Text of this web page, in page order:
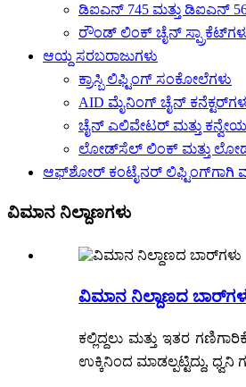
ಡಿಐಎನ್ 745 ಮತ್ತು ಡಿಐಎನ್
ರೌಂಡ್ ಲಿಂಕ್ ಚೈನ್
ಆಯ್ದ ಸರಬರಾಜುಗಳು
ಕ್ರಾಸ್ಬಿ ಲಿಫ್ಟಿಂಗ್ ಸಂಕೋಲೆಗಳು
AID ಮೈನಿಂಗ್ ಚೈನ್
ಚೈನ್ ಎಲಿವೇಟರ್ ಮತ್ತು
ಲೋಡ್‌ಸೆಲ್ ಲಿಂಕ್ ಮತ್ತು
ಆಫ್‌ಶೋರ್ ಕಂಟೈನರ್ ಲಿಫ್ಟಿಂಗ್‌ಗಾಗಿ
ವಿಮಾನ ನಿಲ್ದಾಣಗಳು
ವಿಮಾನ ನಿಲ್ದಾಣದ
ಕಲ್ಲಿದ್ದಲು ಮತ್ತು ಇತರ
ಉಕ್ಕಿನಿಂದ ಮಾಡಲ್ಪಟ್ಟಿದ್ದು, ಧ್ವನಿ